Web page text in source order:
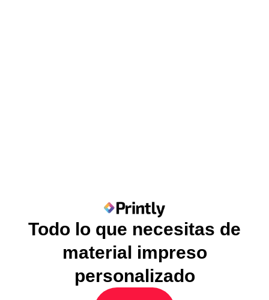
Todo lo que necesitas de
material impreso
personalizado